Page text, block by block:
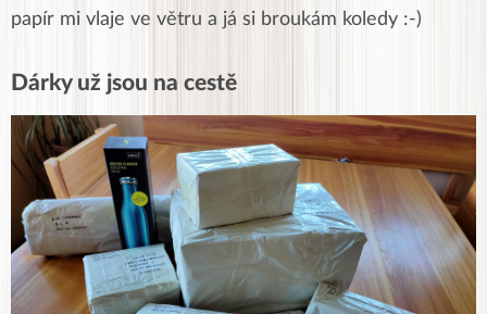
papír mi vlaje ve větru a já si broukám koledy :-)
Dárky už jsou na cestě